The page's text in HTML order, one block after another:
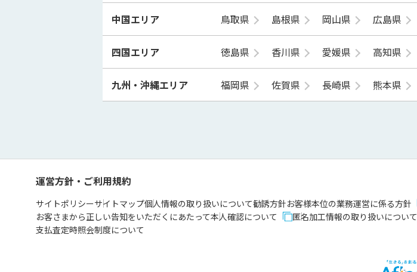
中国エリア 鳥取県 島根県 岡山県 広島県
四国エリア 徳島県 香川県 愛媛県 高知県
九州・沖縄エリア 福岡県 佐賀県 長崎県 熊本県
運営方針・ご利用規約
サイトポリシーサイトマップ個人情報の取り扱いについて勧誘方針お客様本位の業務運営に係る方針
お客さまから正しい告知をいただくにあたって本人確認について 匿名加工情報の取り扱いについて
支払査定時照会制度について